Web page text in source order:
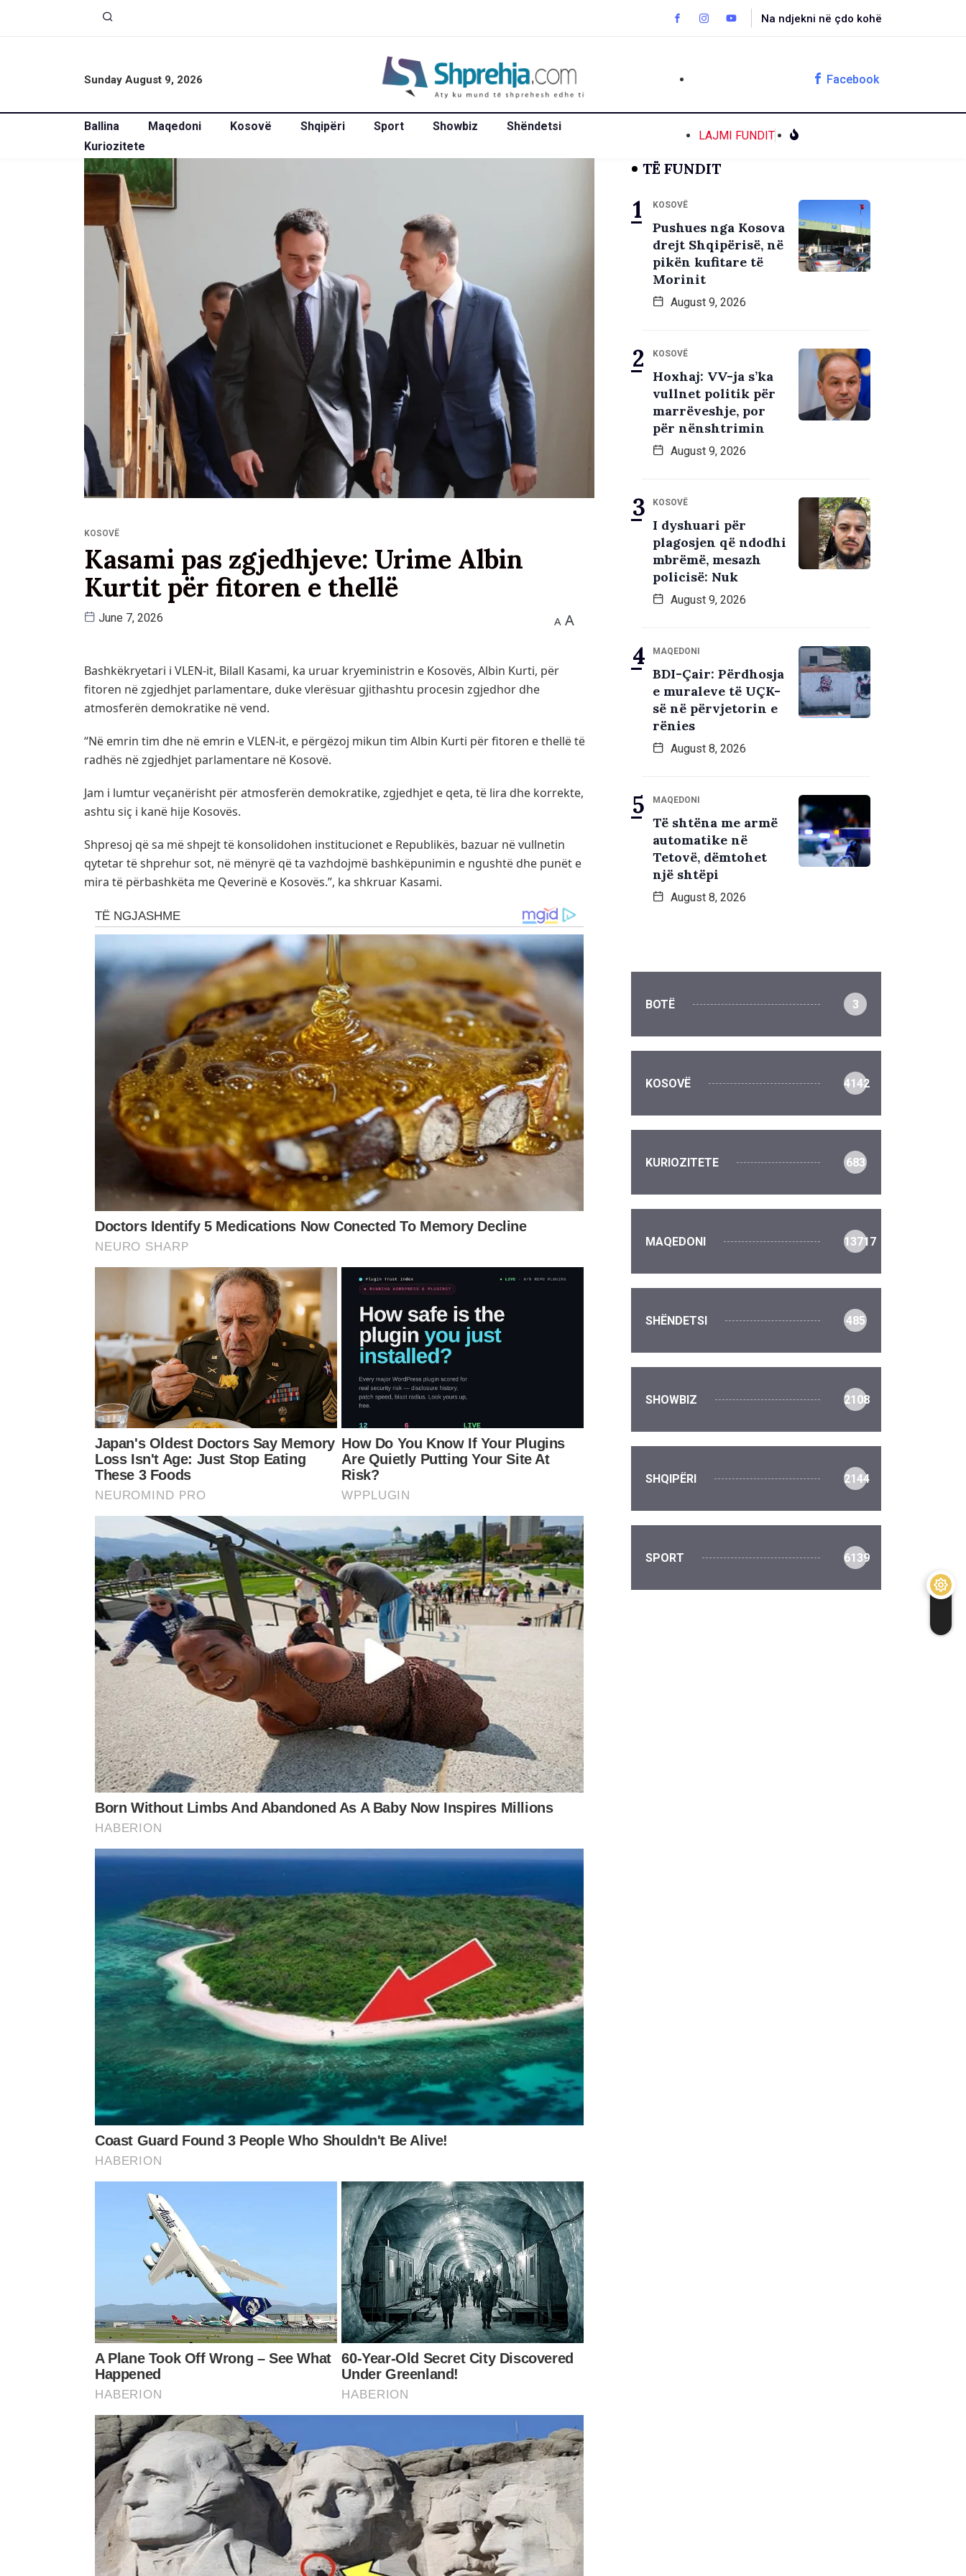
Na ndjekni në çdo kohë
Sunday August 9, 2026 Facebook
Ballina Maqedoni Kosovë Shqipëri Sport Showbiz
Shëndetsi
Kuriozitete
LAJMI FUNDIT
KOSOVË
Kasami pas zgjedhjeve: Urime Albin
Kurtit për fitoren e thellë
June 7, 2026 A A
Bashkëkryetari i VLEN-it, Bilall Kasami, ka uruar kryeministrin e Kosovës, Albin Kurti, për
fitoren në zgjedhjet parlamentare, duke vlerësuar gjithashtu procesin zgjedhor dhe
atmosferën demokratike në vend.
“Në emrin tim dhe në emrin e VLEN-it, e përgëzoj mikun tim Albin Kurti për fitoren e thellë të
radhës në zgjedhjet parlamentare në Kosovë.
Jam i lumtur veçanërisht për atmosferën demokratike, zgjedhjet e qeta, të lira dhe korrekte,
ashtu siç i kanë hije Kosovës.
Shpresoj që sa më shpejt të konsolidohen institucionet e Republikës, bazuar në vullnetin
qytetar të shprehur sot, në mënyrë që ta vazhdojmë bashkëpunimin e ngushtë dhe punët e
mira të përbashkëta me Qeverinë e Kosovës.”, ka shkruar Kasami.
TË FUNDIT
KOSOVË
Pushues nga Kosova
drejt Shqipërisë, në
pikën kufitare të
Morinit
August 9, 2026
KOSOVË
Hoxhaj: VV-ja s’ka
vullnet politik për
marrëveshje, por
për nënshtrimin
August 9, 2026
KOSOVË
I dyshuari për
plagosjen që ndodhi
mbrëmë, mesazh
policisë: Nuk
August 9, 2026
MAQEDONI
BDI-Çair: Përdhosja
e muraleve të UÇK-
së në përvjetorin e
rënies
August 8, 2026
MAQEDONI
Të shtëna me armë
automatike në
Tetovë, dëmtohet
një shtëpi
August 8, 2026
BOTË 3
KOSOVË 4142
KURIOZITETE 683
MAQEDONI 13717
SHËNDETSI 485
SHOWBIZ 2108
SHQIPËRI 2144
SPORT 6139